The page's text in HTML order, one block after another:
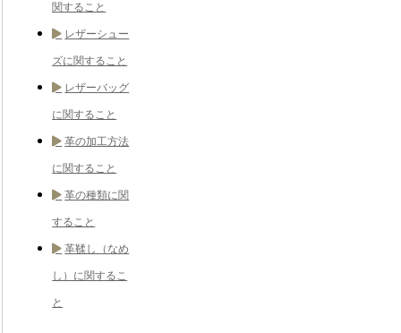
関すること
レザーシュー
ズに関すること
レザーバッグ
に関すること
革の加工方法
に関すること
革の種類に関
すること
革鞣し（なめ
し）に関するこ
と